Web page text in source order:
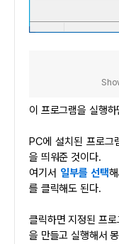
이 프로그램을 실행
PC에 설치된 프로그
을 띄워준 것이다.
여기서 일부를 선택
를 클릭해도 된다.
클릭하면 지정된 프
을 만들고 실행해서